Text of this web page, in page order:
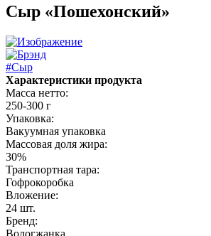
Сыр «Пошехонский»
#Сыр
Характеристики продукта
Масса нетто:
250-300 г
Упаковка:
Вакуумная упаковка
Массовая доля жира:
30%
Транспортная тара:
Гофрокоробка
Вложение:
24 шт.
Бренд:
Вологжанка